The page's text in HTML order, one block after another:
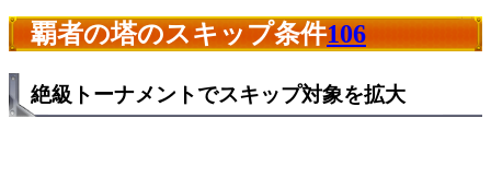
覇者の塔のスキップ条件106
絶級トーナメントでスキップ対象を拡大